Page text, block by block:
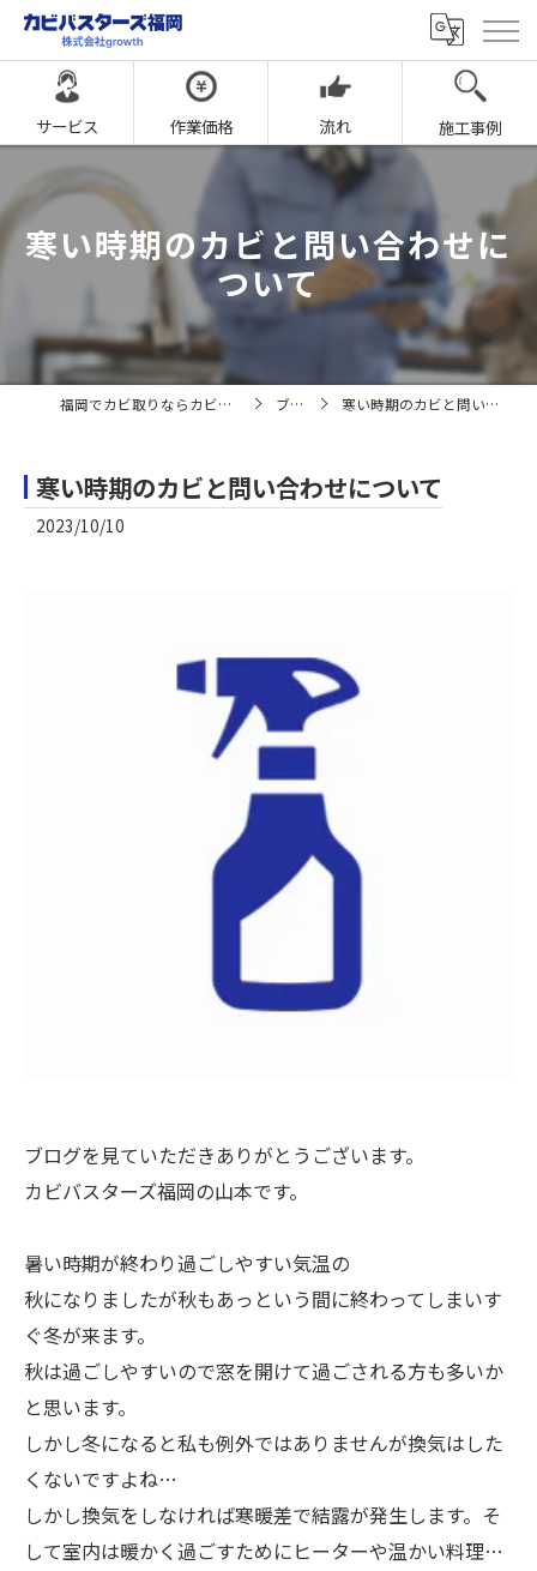
サービス 作業価格 流れ 施工事例
寒い時期のカビと問い合わせに
ついて
福岡でカビ取りならカビバスターズ福岡 ブログ 寒い時期のカビと問い合わせについて
寒い時期のカビと問い合わせについて
2023/10/10
ブログを見ていただきありがとうございます。
カビバスターズ福岡の山本です。
暑い時期が終わり過ごしやすい気温の
秋になりましたが秋もあっという間に終わってしまいす
ぐ冬が来ます。
秋は過ごしやすいので窓を開けて過ごされる方も多いか
と思います。
しかし冬になると私も例外ではありませんが換気はした
くないですよね…
しかし換気をしなければ寒暖差で結露が発生します。そ
して室内は暖かく過ごすためにヒーターや温かい料理…